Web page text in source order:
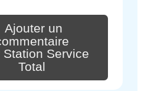
Ajouter un
Station Service
Total